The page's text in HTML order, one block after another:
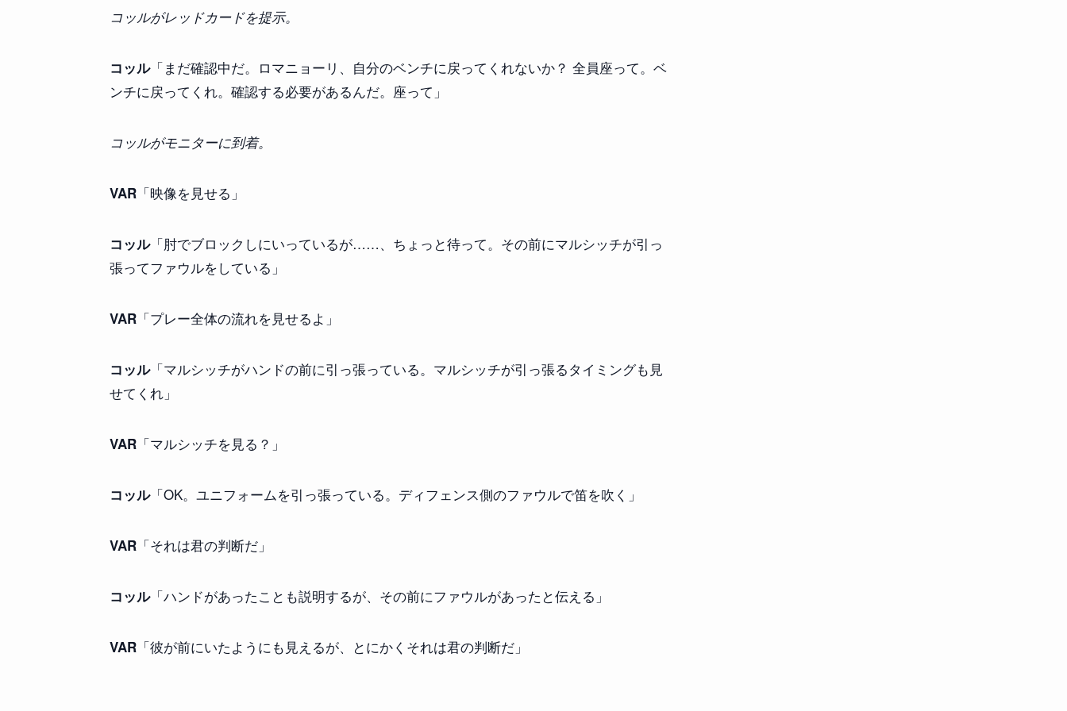
コッルがレッドカードを提示。
コッル「まだ確認中だ。ロマニョーリ、自分のベンチに戻ってくれないか？ 全員座って。ベ
ンチに戻ってくれ。確認する必要があるんだ。座って」
コッルがモニターに到着。
VAR 「映像を見せる」
コッル「肘でブロックしにいっているが……、ちょっと待って。その前にマルシッチが引っ
張ってファウルをしている」
VAR 「プレー全体の流れを見せるよ」
コッル「マルシッチがハンドの前に引っ張っている。マルシッチが引っ張るタイミングも見
せてくれ」
VAR 「マルシッチを見る？」
コッル「OK。ユニフォームを引っ張っている。ディフェンス側のファウルで笛を吹く」
VAR 「それは君の判断だ」
コッル「ハンドがあったことも説明するが、その前にファウルがあったと伝える」
VAR 「彼が前にいたようにも見えるが、とにかくそれは君の判断だ」